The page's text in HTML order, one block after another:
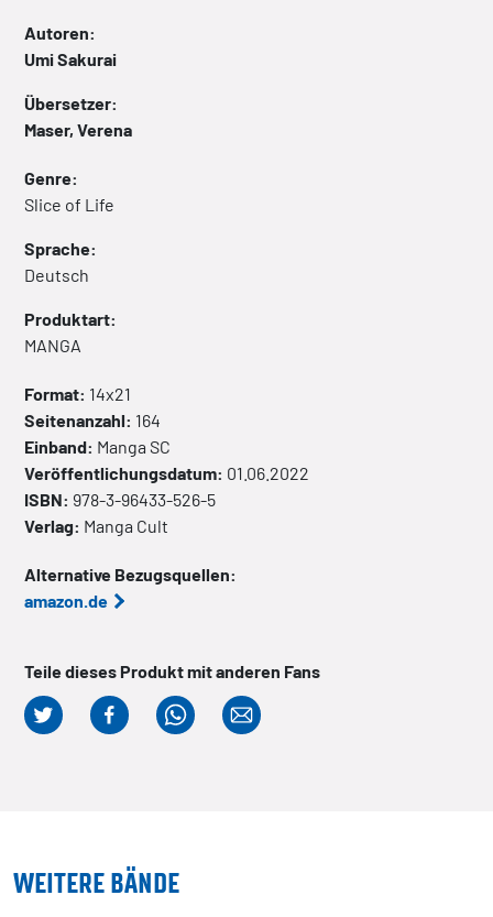
Autoren:
Umi Sakurai
Übersetzer:
Maser, Verena
Genre:
Slice of Life
Sprache:
Deutsch
Produktart:
MANGA
Format: 14x21
Seitenanzahl: 164
Einband: Manga SC
Veröffentlichungsdatum: 01.06.2022
ISBN: 978-3-96433-526-5
Verlag: Manga Cult
Alternative Bezugsquellen:
amazon.de
Teile dieses Produkt mit anderen Fans
WEITERE BÄNDE